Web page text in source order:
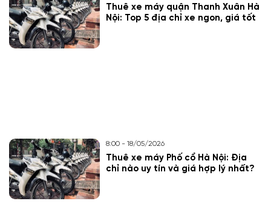
Thuê xe máy quận Thanh Xuân Hà
Nội: Top 5 địa chỉ xe ngon, giá tốt
8:00 - 18/05/2026
Thuê xe máy Phố cổ Hà Nội: Địa
chỉ nào uy tín và giá hợp lý nhất?